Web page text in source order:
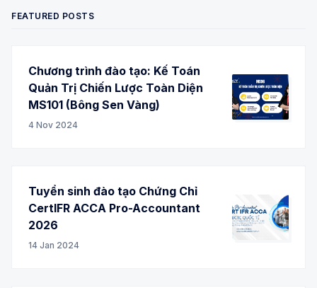
FEATURED POSTS
Chương trình đào tạo: Kế Toán
Quản Trị Chiến Lược Toàn Diện
MS101 (Bông Sen Vàng)
4 Nov 2024
Tuyển sinh đào tạo Chứng Chỉ
CertIFR ACCA Pro-Accountant
2026
14 Jan 2024